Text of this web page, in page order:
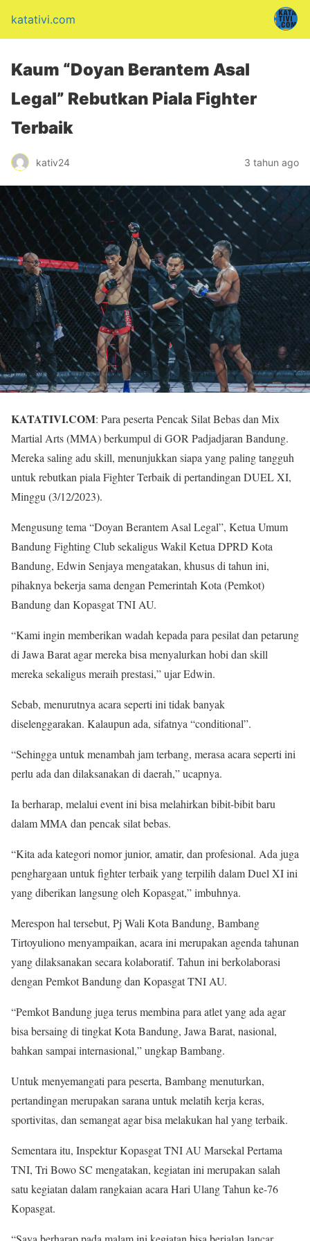
katativi.com
Kaum “Doyan Berantem Asal
Legal” Rebutkan Piala Fighter
Terbaik
kativ24 3 tahun ago
KATATIVI.COM: Para peserta Pencak Silat Bebas dan Mix
Martial Arts (MMA) berkumpul di GOR Padjadjaran Bandung.
Mereka saling adu skill, menunjukkan siapa yang paling tangguh
untuk rebutkan piala Fighter Terbaik di pertandingan DUEL XI,
Minggu (3/12/2023).
Mengusung tema “Doyan Berantem Asal Legal”, Ketua Umum
Bandung Fighting Club sekaligus Wakil Ketua DPRD Kota
Bandung, Edwin Senjaya mengatakan, khusus di tahun ini,
pihaknya bekerja sama dengan Pemerintah Kota (Pemkot)
Bandung dan Kopasgat TNI AU.
“Kami ingin memberikan wadah kepada para pesilat dan petarung
di Jawa Barat agar mereka bisa menyalurkan hobi dan skill
mereka sekaligus meraih prestasi,” ujar Edwin.
Sebab, menurutnya acara seperti ini tidak banyak
diselenggarakan. Kalaupun ada, sifatnya “conditional”.
“Sehingga untuk menambah jam terbang, merasa acara seperti ini
perlu ada dan dilaksanakan di daerah,” ucapnya.
Ia berharap, melalui event ini bisa melahirkan bibit-bibit baru
dalam MMA dan pencak silat bebas.
“Kita ada kategori nomor junior, amatir, dan profesional. Ada juga
penghargaan untuk fighter terbaik yang terpilih dalam Duel XI ini
yang diberikan langsung oleh Kopasgat,” imbuhnya.
Merespon hal tersebut, Pj Wali Kota Bandung, Bambang
Tirtoyuliono menyampaikan, acara ini merupakan agenda tahunan
yang dilaksanakan secara kolaboratif. Tahun ini berkolaborasi
dengan Pemkot Bandung dan Kopasgat TNI AU.
“Pemkot Bandung juga terus membina para atlet yang ada agar
bisa bersaing di tingkat Kota Bandung, Jawa Barat, nasional,
bahkan sampai internasional,” ungkap Bambang.
Untuk menyemangati para peserta, Bambang menuturkan,
pertandingan merupakan sarana untuk melatih kerja keras,
sportivitas, dan semangat agar bisa melakukan hal yang terbaik.
Sementara itu, Inspektur Kopasgat TNI AU Marsekal Pertama
TNI, Tri Bowo SC mengatakan, kegiatan ini merupakan salah
satu kegiatan dalam rangkaian acara Hari Ulang Tahun ke-76
Kopasgat.